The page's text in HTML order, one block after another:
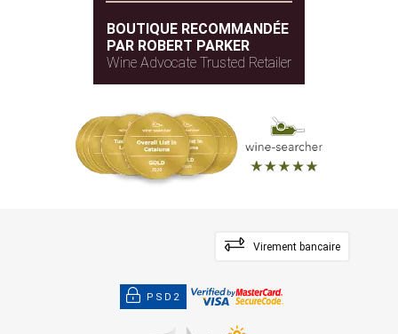
BOUTIQUE RECOMMANDÉE
PAR ROBERT PARKER
Wine Advocate Trusted Retailer
Virement bancaire
PSD2